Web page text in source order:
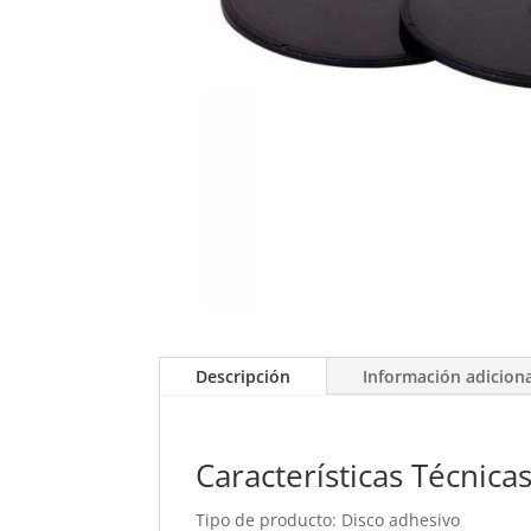
Descripción Información
Características Técnicas
Tipo de producto: Disco adhesivo